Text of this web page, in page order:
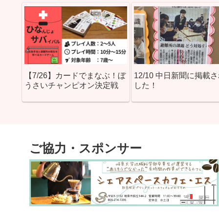
【7/26】カードでまなぶ！ぼ
うさいチャンピオン決定戦
12/10 中日新聞に掲載
した！
ご協力・スポンサー